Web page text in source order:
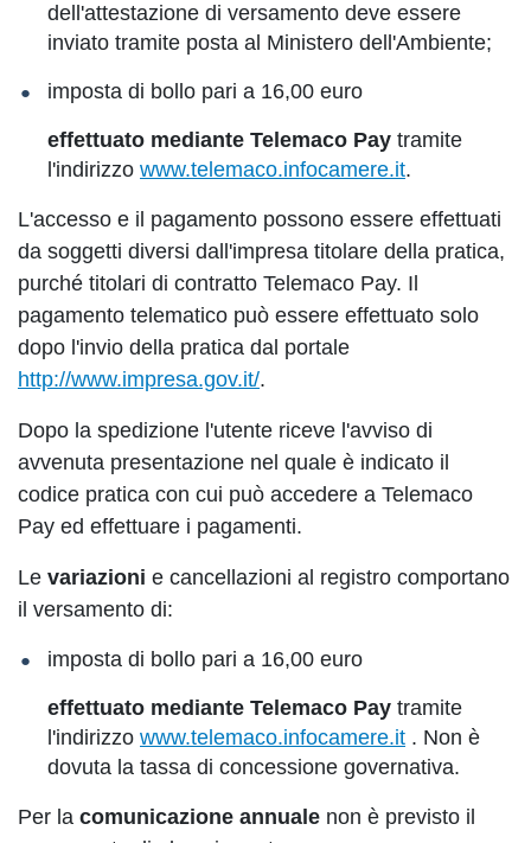
dell'attestazione di versamento deve essere
inviato tramite posta al Ministero dell'Ambiente;
imposta di bollo pari a 16,00 euro
effettuato mediante Telemaco Pay tramite
l'indirizzo www.telemaco.infocamere.it.
L'accesso e il pagamento possono essere effettuati
da soggetti diversi dall'impresa titolare della pratica,
purché titolari di contratto Telemaco Pay. Il
pagamento telematico può essere effettuato solo
dopo l'invio della pratica dal portale
http://www.impresa.gov.it/.
Dopo la spedizione l'utente riceve l'avviso di
avvenuta presentazione nel quale è indicato il
codice pratica con cui può accedere a Telemaco
Pay ed effettuare i pagamenti.
Le variazioni e cancellazioni al registro comportano
il versamento di:
imposta di bollo pari a 16,00 euro
effettuato mediante Telemaco Pay tramite
l'indirizzo www.telemaco.infocamere.it . Non è
dovuta la tassa di concessione governativa.
Per la comunicazione annuale non è previsto il